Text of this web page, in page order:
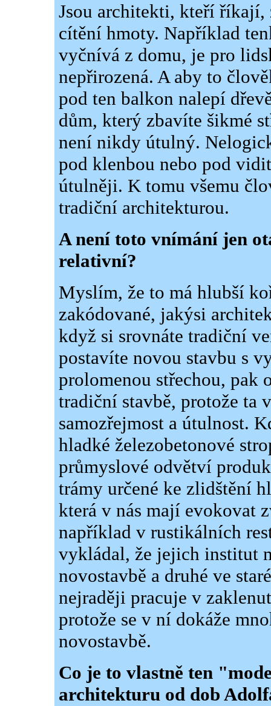
Jsou architekti, kteří
cítění hmoty. Například
vyčnívá z domu, je pro
nepřirozená. A aby to
pod ten balkon nalepí
dům, který zbavíte šikmé
není nikdy útulný.
pod klenbou nebo pod
útulněji. K tomu všemu
tradiční architekturou.
A není toto vnímání jen
relativní?
Myslím, že to má hlubší
zakódované, jakýsi
když si srovnáte tradiční
postavíte novou stavbu s
prolomenou střechou, pak
tradiční stavbě, protože ta
samozřejmost a útulnost.
hladké železobetonové
průmyslové odvětví
trámy určené ke zlidštění
která v nás mají evokovat
například v rustikálních
vykládal, že jejich institut
novostavbě a druhé ve
nejraději pracuje v
protože se v ní dokáže
novostavbě.
Co je to vlastně ten
architekturu od dob